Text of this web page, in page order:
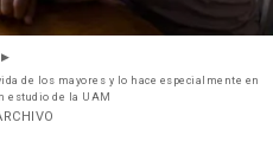
de los mayores y lo hace especialmente en
estudio de la UAM